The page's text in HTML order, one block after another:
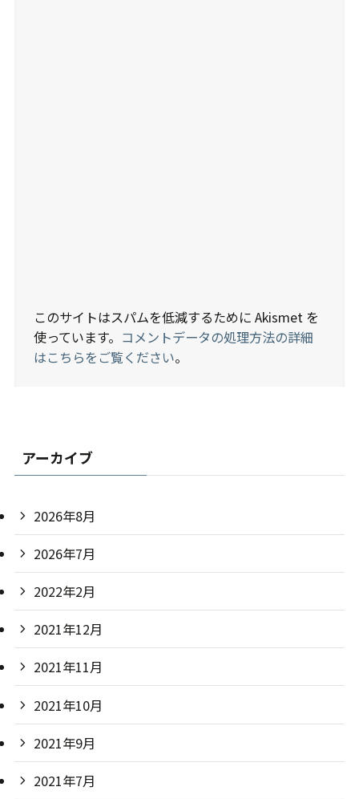
このサイトはスパムを低減するために Akismet を
使っています。 コメントデータの処理方法の詳細
はこちらをご覧ください。
アーカイブ
2026年8月
2026年7月
2022年2月
2021年12月
2021年11月
2021年10月
2021年9月
2021年7月